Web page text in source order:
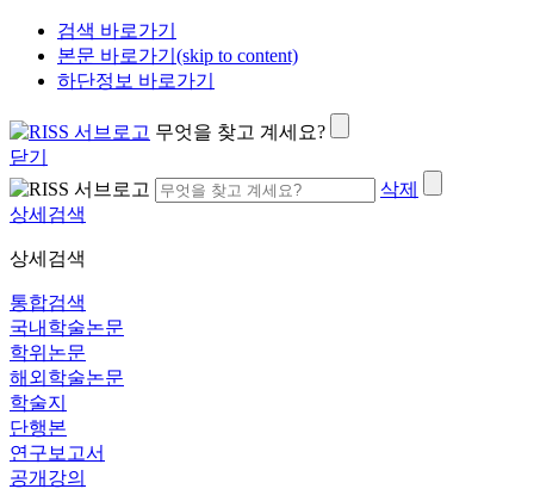
검색 바로가기
본문 바로가기(skip to content)
하단정보 바로가기
무엇을 찾고 계세요?
닫기
삭제
상세검색
상세검색
통합검색
국내학술논문
학위논문
해외학술논문
학술지
단행본
연구보고서
공개강의